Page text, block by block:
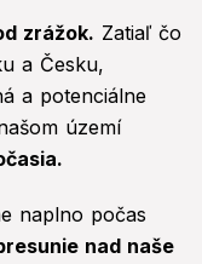
zrážok. Zatiaľ čo
a Česku,
a potenciálne
území
naplno počas
nad naše